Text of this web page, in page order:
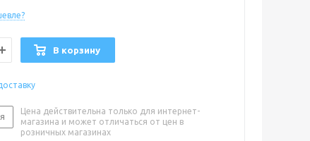
В корзину
Цена действительна только для интернет-
магазина и может отличаться от цен в
розничных магазинах